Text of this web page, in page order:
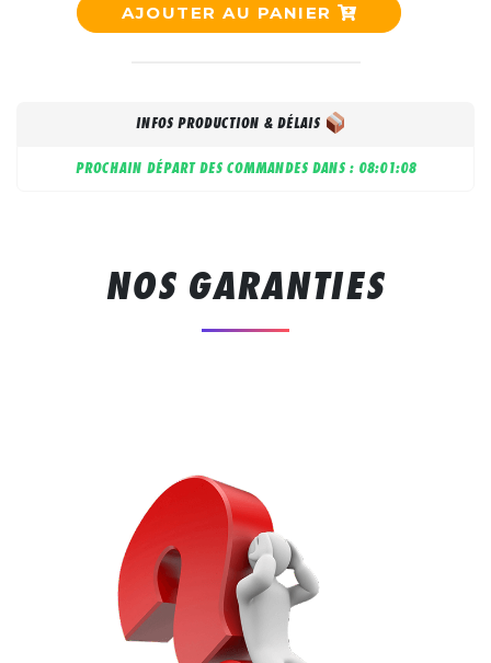
AJOUTER AU PANIER
INFOS PRODUCTION & DÉLAIS
PROCHAIN DÉPART DES COMMANDES DANS : 08:01:08
NOS GARANTIES